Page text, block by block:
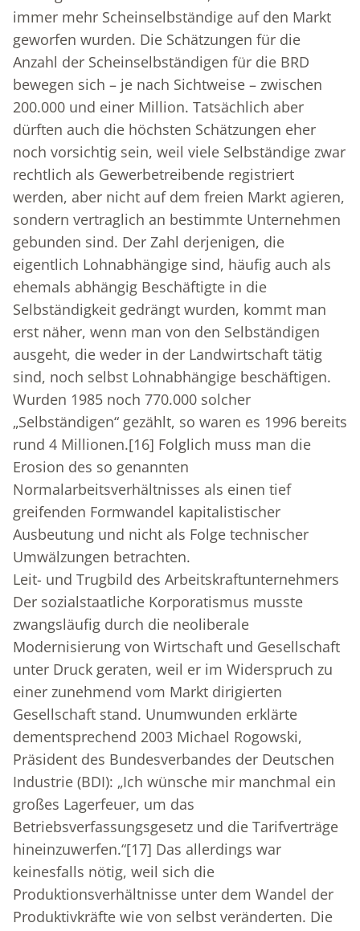
immer mehr Scheinselbständige auf den Markt
geworfen wurden. Die Schätzungen für die
Anzahl der Scheinselbständigen für die BRD
bewegen sich – je nach Sichtweise – zwischen
200.000 und einer Million. Tatsächlich aber
dürften auch die höchsten Schätzungen eher
noch vorsichtig sein, weil viele Selbständige zwar
rechtlich als Gewerbetreibende registriert
werden, aber nicht auf dem freien Markt agieren,
sondern vertraglich an bestimmte Unternehmen
gebunden sind. Der Zahl derjenigen, die
eigentlich Lohnabhängige sind, häufig auch als
ehemals abhängig Beschäftigte in die
Selbständigkeit gedrängt wurden, kommt man
erst näher, wenn man von den Selbständigen
ausgeht, die weder in der Landwirtschaft tätig
sind, noch selbst Lohnabhängige beschäftigen.
Wurden 1985 noch 770.000 solcher
„Selbständigen“ gezählt, so waren es 1996 bereits
rund 4 Millionen.[16] Folglich muss man die
Erosion des so genannten
Normalarbeitsverhältnisses als einen tief
greifenden Formwandel kapitalistischer
Ausbeutung und nicht als Folge technischer
Umwälzungen betrachten.
Leit- und Trugbild des Arbeitskraftunternehmers
Der sozialstaatliche Korporatismus musste
zwangsläufig durch die neoliberale
Modernisierung von Wirtschaft und Gesellschaft
unter Druck geraten, weil er im Widerspruch zu
einer zunehmend vom Markt dirigierten
Gesellschaft stand. Unumwunden erklärte
dementsprechend 2003 Michael Rogowski,
Präsident des Bundesverbandes der Deutschen
Industrie (BDI): „Ich wünsche mir manchmal ein
großes Lagerfeuer, um das
Betriebsverfassungsgesetz und die Tarifverträge
hineinzuwerfen.“[17] Das allerdings war
keinesfalls nötig, weil sich die
Produktionsverhältnisse unter dem Wandel der
Produktivkräfte wie von selbst veränderten. Die